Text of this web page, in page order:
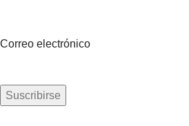
Correo electrónico